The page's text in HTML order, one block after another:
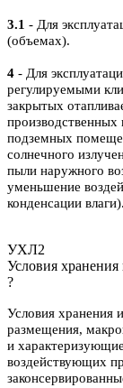
3.1 - Для
(объемах).
4 - Для
регулируемыми
закрытых
подземных
солнечного
пыли наружного
уменьшение
конденсации влаги).
УХЛ2
Условия
?
Условия хранения
размещения,
и
воздействующих